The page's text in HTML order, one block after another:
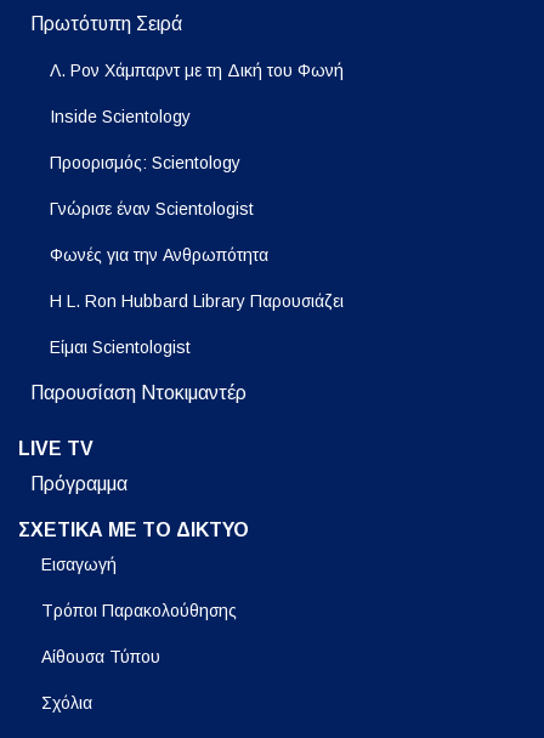
Πρωτότυπη Σειρά
Λ. Ρον Χάμπαρντ με τη Δική του Φωνή
Inside Scientology
Προορισμός: Scientology
Γνώρισε έναν Scientologist
Φωνές για την Ανθρωπότητα
Η L. Ron Hubbard Library Παρουσιάζει
Είμαι Scientologist
Παρουσίαση Ντοκιμαντέρ
LIVE TV
Πρόγραμμα
ΣΧΕΤΙΚΑ ΜΕ ΤΟ ΔΙΚΤΥΟ
Εισαγωγή
Τρόποι Παρακολούθησης
Αίθουσα Τύπου
Σχόλια